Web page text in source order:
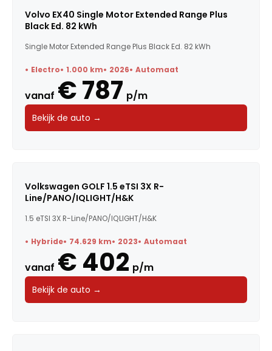
Kilometerstand
Vermogen
Carrosserie
Transmissie
Kleur
Voertuigsoort
Energielabel
Volvo EX40 Single Motor Extended Range Plus
Black Ed. 82 kWh
Single Motor Extended Range Plus Black Ed. 82 kWh
Electro 1.000 km 2026 Automaat
vanaf € 787 p/m
Bekijk de auto →
Volkswagen GOLF 1.5 eTSI 3X R-
Line/PANO/IQLIGHT/H&K
1.5 eTSI 3X R-Line/PANO/IQLIGHT/H&K
Hybride 74.629 km 2023 Automaat
vanaf € 402 p/m
Bekijk de auto →